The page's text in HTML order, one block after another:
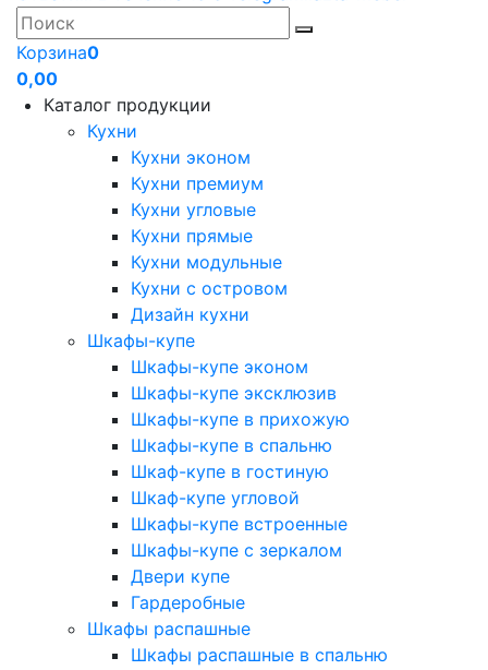
Корзина0
0,00
Каталог продукции
Кухни
Кухни эконом
Кухни премиум
Кухни угловые
Кухни прямые
Кухни модульные
Кухни с островом
Дизайн кухни
Шкафы-купе
Шкафы-купе эконом
Шкафы-купе эксклюзив
Шкафы-купе в прихожую
Шкафы-купе в спальню
Шкаф-купе в гостиную
Шкаф-купе угловой
Шкафы-купе встроенные
Шкафы-купе с зеркалом
Двери купе
Гардеробные
Шкафы распашные
Шкафы распашные в спальню